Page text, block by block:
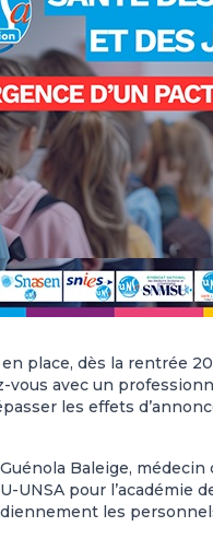
place, dès la rentrée
avec un
les effets
Baleige,
UNSA pour l’académie
les